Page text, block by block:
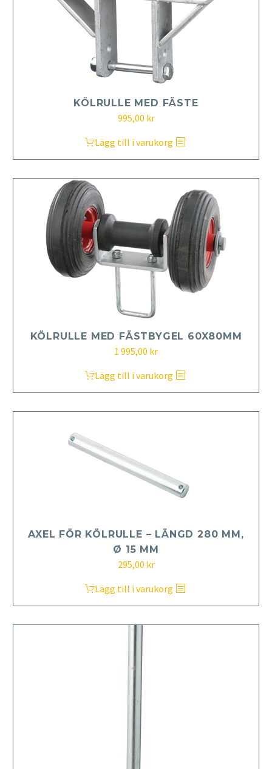
KÖLRULLE MED FÄSTE
995,00 kr
Lägg till i varukorg
KÖLRULLE MED FÄSTBYGEL 60X80MM
1 995,00 kr
Lägg till i varukorg
AXEL FÖR KÖLRULLE – LÄNGD 280 MM,
Ø 15 MM
295,00 kr
Lägg till i varukorg